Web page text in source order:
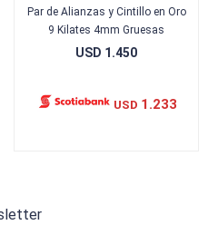
Par de Alianzas y Cintillo en Oro
9 Kilates 4mm Gruesas
USD 1.450
USD 1.233